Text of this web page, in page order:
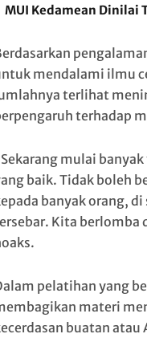
MUI Kedamean Dinilai
mendalami ilmu
terlihat
terhadap
mulai
baik. Tidak boleh
banyak orang,
Kita berlomba
pelatihan yang
materi
buatan